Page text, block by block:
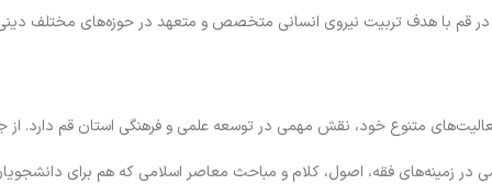
قم با هدف تربیت نیروی انسانی متخصص و متعهد در حوزه‌های مختلف
متنوع خود، نقش مهمی در توسعه علمی و فرهنگی استان قم دارد. از
در زمینه‌های فقه، اصول، کلام و مباحث معاصر اسلامی که هم برای